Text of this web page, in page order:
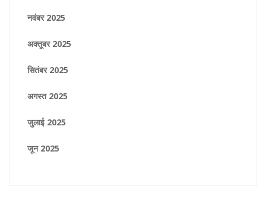
नवंबर 2025
अक्तूबर 2025
सितंबर 2025
अगस्त 2025
जुलाई 2025
जून 2025